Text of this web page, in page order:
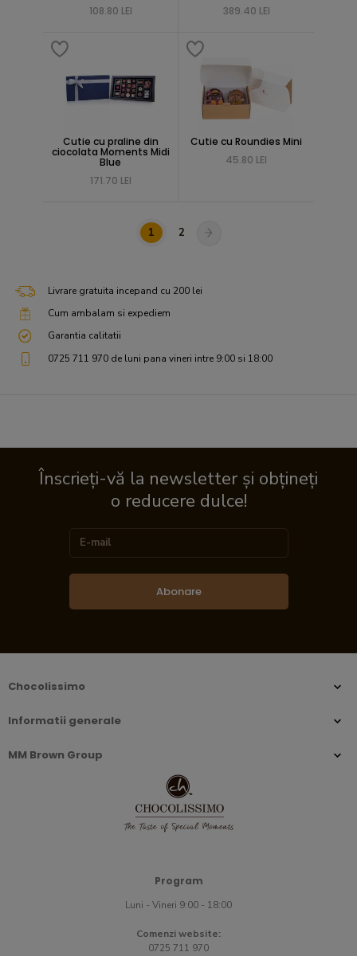
108.80 LEI
389.40 LEI
Cutie cu praline din
ciocolata Moments Midi
Blue
171.70 LEI
Cutie cu Roundies Mini
45.80 LEI
1 2
Livrare gratuita incepand cu 200 lei
Cum ambalam si expediem
Garantia calitatii
0725 711 970 de luni pana vineri intre 9:00 si 18:00
Înscrieți-vă la newsletter și obțineți
o reducere dulce!
Abonare
Chocolissimo
Informatii generale
MM Brown Group
Program
Luni - Vineri 9:00 - 18:00
Comenzi website:
0725 711 970